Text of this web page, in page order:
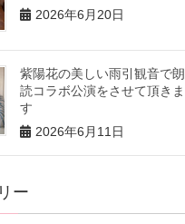
2026年6月20日
紫陽花の美しい雨引観音で朗
読コラボ公演をさせて頂きま
す
2026年6月11日
ー